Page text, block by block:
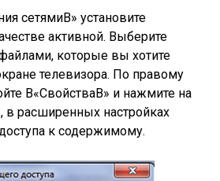
сетямиВ» установите
активной. Выберите
которые вы хотите
телевизора. По правому
В«СвойстваВ» и нажмите на
в расширенных настройках
к содержимому.